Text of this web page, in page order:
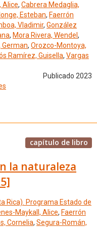
Alice, Cabrera Medaglia,
Esteban, Faerrón
Vladimir, González
, Mora Rivera, Wendel ,
German, Orozco-Montoya,
Ramírez, Guisella, Vargas
Publicado 2023
capítulo de libro
la naturaleza
Rica). Programa Estado de
Maykall, Alice, Faerrón
Cornelia, Segura-Román,